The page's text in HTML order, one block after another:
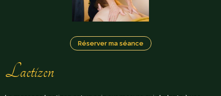
Réserver ma séance
Laetizen